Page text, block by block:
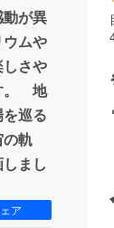
納税machi-ya
が異
ムや
さや
。 地
巡る
軌
まし
ア